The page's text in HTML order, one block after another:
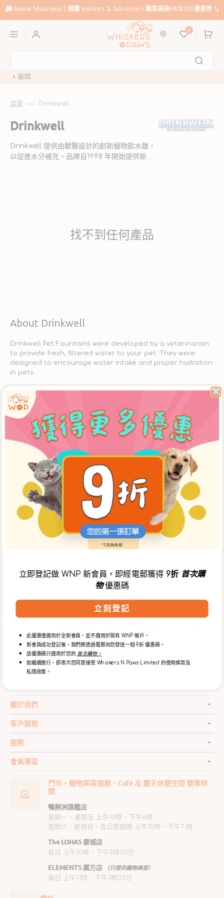
至
容
🛍️ Meow Madness｜選購 Instinct & Advance，賺取高達HK$200優惠券！
0
購
物
返回
首頁 Drinkwell
商
品
系
Drinkwell
Drinkwell 提供由獸醫設計的創新寵物飲水器，
以促進水分補充。品牌自1998 年開始提供新
找不到任何產品
About Drinkwell
Drinkwell Pet Fountains were developed by a veterinarian
to provide fresh, filtered water to your pet. They were
designed to encourage water intake and proper hydration
in pets.
Keep Your Pet Healthy and Hydrated
Allow your pet to have fresh, filtered water with the
PetSafe Drinkwell Original Fountain. The falling stream
aerates the water and entices your pet to drink more.
Let's keep your pet healthy and hydrated so you both can
live happily together.
Pet Fountains
Keep your pet healthy and hydrated by providing them
with a convenient supply of fresh, filtered water. Fountains
encourage your pet to drink more because they are
instinctively attracted to moving water. Activated carbon
filters keep the water tasting fresh by removing bad tastes
and odors. Foam filters protect the pump by catching dirt
and hair from the water. With a wide range of styles and
註冊登記成為 WNP 會員，可經電郵獲享首次
購物 9折 電子優惠券！
立即註冊
關於我們
客戶服務
服務
會員專區
門市、寵物美容服務、Café 及 露天休憩空間 營業時
間
鴨脷洲旗艦店
星期一 ~ 星期五 上午10時 ~ 下午6時
星期六、星期日、及公眾假期 上午10時 ~ 下午7 時
The LOHAS 康城店
每日 上午10時 ~ 下午8時30分
ELEMENTS 圓方店 （只提供寵物美容）
每日 上午11時 ~ 下午7時30分
立即登記做 WNP 新會員，即經電郵獲得 9折 首次購
物優惠碼
立刻登記
此優惠僅適用於全新會員，並不適用於現有 WNP 帳戶。
新會員成功登記後，我們將透過電郵向您發送一個 9折 優惠碼。
該優惠碼只適用於您的 首次購物。
如繼續進行，即表示您同意接受 Whiskers N Paws Limited 的使用條款及
私隱政策。